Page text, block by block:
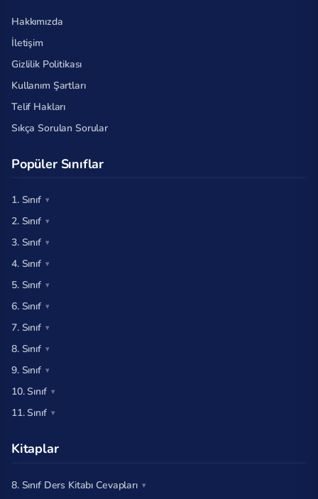
Hakkımızda
İletişim
Gizlilik Politikası
Kullanım Şartları
Telif Hakları
Sıkça Sorulan Sorular
Popüler Sınıflar
1. Sınıf
2. Sınıf
3. Sınıf
4. Sınıf
5. Sınıf
6. Sınıf
7. Sınıf
8. Sınıf
9. Sınıf
10. Sınıf
11. Sınıf
Kitaplar
8. Sınıf Ders Kitabı Cevapları